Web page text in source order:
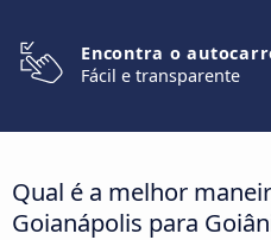
Encontra o
Fácil e transparente
Qual é a melhor
Goianápolis para